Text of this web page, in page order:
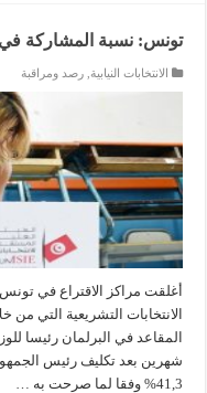
تونس: نسبة المشاركة في
الانتخابات النيابية ,رصد ومراقبة
أغلقت مراكز الاقتراع في تونس
الانتخابات التشريعية التي
المقاعد في البرلمان رئيسا
شهرين بعد تكليف رئيس
41,3% وفقا لما صرحت به …